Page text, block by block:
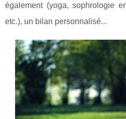
également (yoga, sophrologie
etc.), un bilan personnalisé...